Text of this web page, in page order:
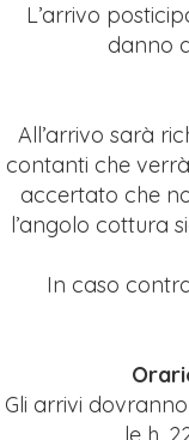
L’arrivo
danno
All’arrivo sarà
contanti che
accertato che
l’angolo cottura
In caso
Gli arrivi